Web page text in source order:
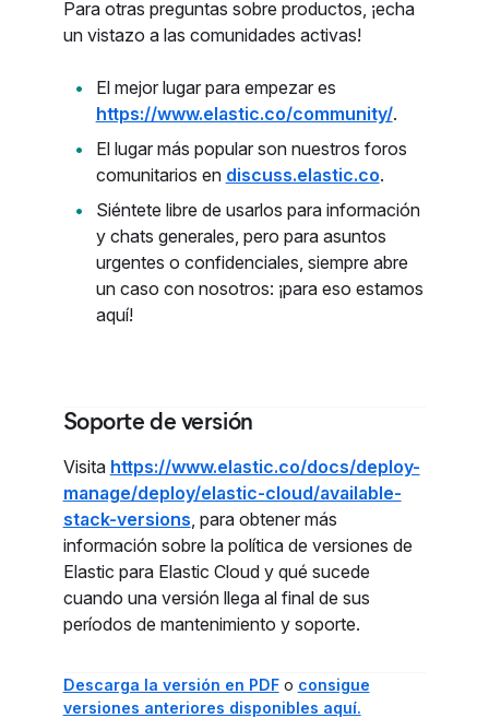
Para otras preguntas sobre productos, ¡echa
un vistazo a las comunidades activas!
El mejor lugar para empezar es
https://www.elastic.co/community/.
El lugar más popular son nuestros foros
comunitarios en discuss.elastic.co.
Siéntete libre de usarlos para información
y chats generales, pero para asuntos
urgentes o confidenciales, siempre abre
un caso con nosotros: ¡para eso estamos
aquí!
Soporte de versión
Visita https://www.elastic.co/docs/deploy-
manage/deploy/elastic-cloud/available-
stack-versions, para obtener más
información sobre la política de versiones de
Elastic para Elastic Cloud y qué sucede
cuando una versión llega al final de sus
períodos de mantenimiento y soporte.
Descarga la versión en PDFo consigue
versiones anteriores disponibles aquí.